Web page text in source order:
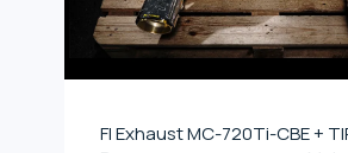
FI Exhaust MC-720Ti-CBE +